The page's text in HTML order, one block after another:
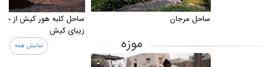
ساحل مرجان
ساحل کلبه هور کیش از
زیبای کیش
موزه نمایش همه